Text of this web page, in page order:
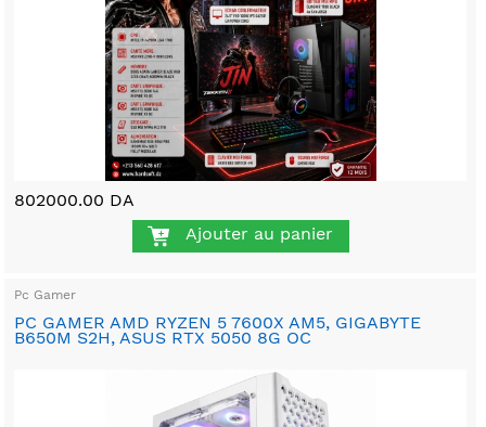
802000.00 DA
Ajouter au panier
Pc Gamer
PC GAMER AMD RYZEN 5 7600X AM5, GIGABYTE
B650M S2H, ASUS RTX 5050 8G OC